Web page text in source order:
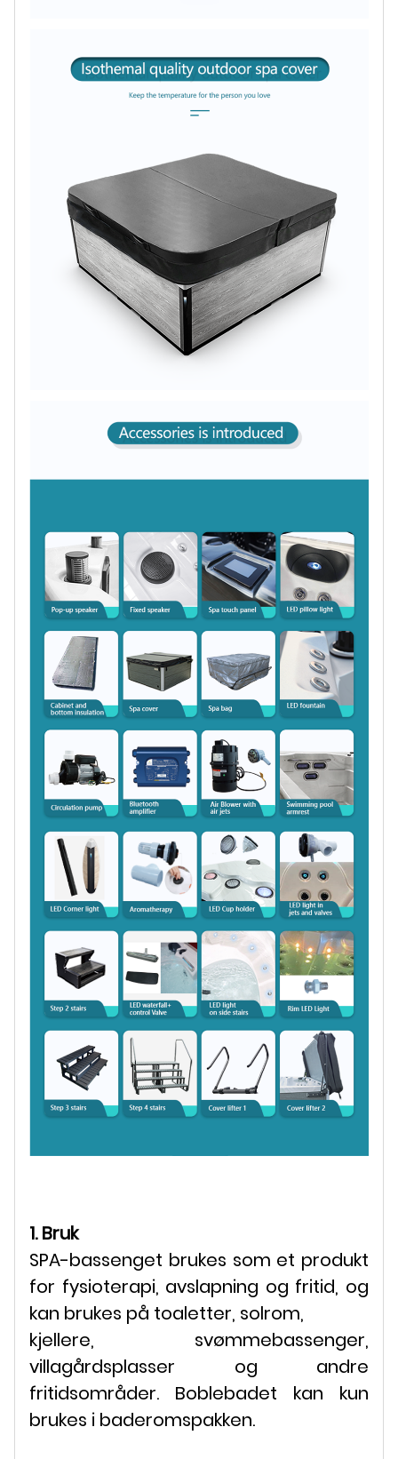
1. Bruk
SPA-bassenget brukes som et produkt
for fysioterapi, avslapning og fritid, og
kan brukes på toaletter, solrom,
kjellere, svømmebassenger,
villagårdsplasser og andre
fritidsområder. Boblebadet kan kun
brukes i baderomspakken.